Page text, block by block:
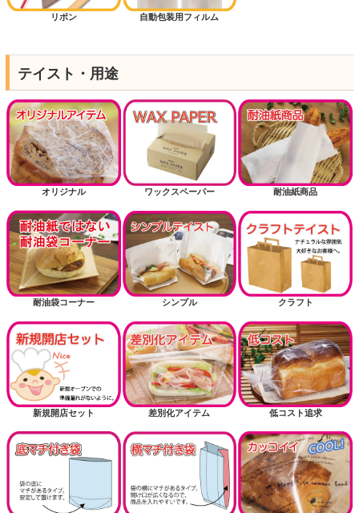
リボン 自動包装用フィルム
テイスト・用途
オリジナル ワックスペーパー 耐油紙商品
耐油袋コーナー シンプル クラフト
新規開店セット 差別化アイテム 低コスト追求